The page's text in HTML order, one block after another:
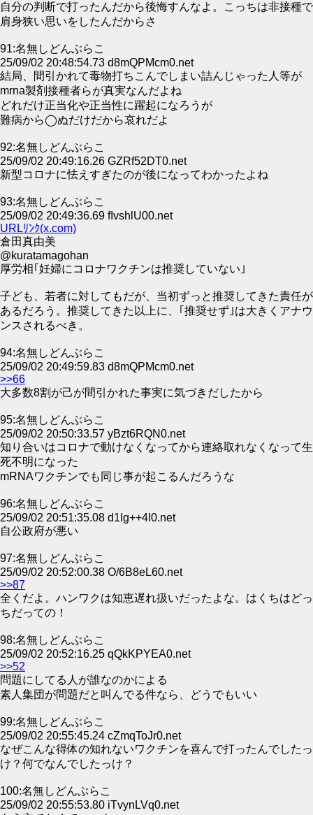
自分の判断で打ったんだから後悔すんなよ。こっちは非接種で
肩身狭い思いをしたんだからさ
91:名無しどんぶらこ
25/09/02 20:48:54.73 d8mQPMcm0.net
結局、間引かれて毒物打ちこんでしまい詰んじゃった人等が
mrna製剤接種者らが真実なんだよね
どれだけ正当化や正当性に躍起になろうが
難病から◯ぬだけだから哀れだよ
92:名無しどんぶらこ
25/09/02 20:49:16.26 GZRf52DT0.net
新型コロナに怯えすぎたのが後になってわかったよね
93:名無しどんぶらこ
25/09/02 20:49:36.69 fIvshlU00.net
URLﾘﾝｸ(x.com)
倉田真由美
@kuratamagohan
厚労相｢妊婦にコロナワクチンは推奨していない｣
子ども、若者に対してもだが、当初ずっと推奨してきた責任が
あるだろう。推奨してきた以上に、｢推奨せず｣は大きくアナウ
ンスされるべき。
94:名無しどんぶらこ
25/09/02 20:49:59.83 d8mQPMcm0.net
>>66
大多数8割が己が間引かれた事実に気づきだしたから
95:名無しどんぶらこ
25/09/02 20:50:33.57 yBzt6RQN0.net
知り合いはコロナで動けなくなってから連絡取れなくなって生
死不明になった
mRNAワクチンでも同じ事が起こるんだろうな
96:名無しどんぶらこ
25/09/02 20:51:35.08 d1Ig++4I0.net
自公政府が悪い
97:名無しどんぶらこ
25/09/02 20:52:00.38 O/6B8eL60.net
>>87
全くだよ。ハンワクは知恵遅れ扱いだったよな。はくちはどっ
ちだっての！
98:名無しどんぶらこ
25/09/02 20:52:16.25 qQkKPYEA0.net
>>52
問題にしてる人が誰なのかによる
素人集団が問題だと叫んでる件なら、どうでもいい
99:名無しどんぶらこ
25/09/02 20:55:45.24 cZmqToJr0.net
なぜこんな得体の知れないワクチンを喜んで打ったんでしたっ
け？何でなんでしたっけ？
100:名無しどんぶらこ
25/09/02 20:55:53.80 iTvynLVq0.net